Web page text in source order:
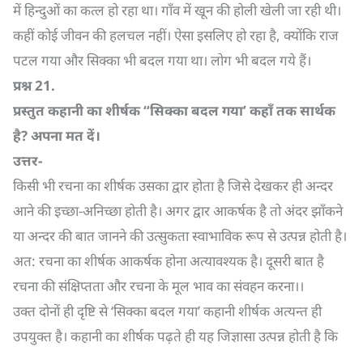
में हिन्दुओं का कत्ल हो रहा था। गाँव में खून की होली खेली जा रही थी।
कहीं कोई जीवन की हलचल नहीं। ऐसा इसलिए हो रहा है, क्योंकि राज
पटल गया और सिक्का भी बदल गया था। लोग भी बदल गये हैं।
प्रश्न21.
प्रस्तुत कहानी का शीर्षक “सिक्का बदल गया’ कहाँ तक सार्थक
है?अपना मत दें।
उत्तर-
किसी भी रचना का शीर्षक उसका द्वार होता है जिसे देखकर ही अन्दर
आने की इच्छा-अनिच्छा होती है। अगर द्वार आकर्षक है तो अंदर झाँकने
या अन्दर की बात जानने की उत्सुकता स्वाभाविक रूप से उत्पन्न होती है।
अत: रचना का शीर्षक आकर्षक होना अत्यावश्यक है। दूसरी बात है
रचना की संक्षिप्तता और रचना के मूल भाव का संवहन करना।।
उक्त दोनों ही दृष्टि से ‘सिक्का बदल गया’ कहानी शीर्षक अत्यन्त ही
उपयुक्त है। कहानी का शीर्षक पढ़ते ही यह जिज्ञासा उत्पन्न होती है कि